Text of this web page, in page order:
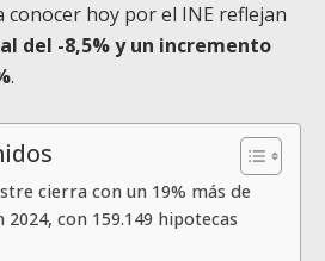
conocer hoy por el INE reflejan
del -8,5% y un incremento
.
cierra con un 19% más de
con 159.149 hipotecas